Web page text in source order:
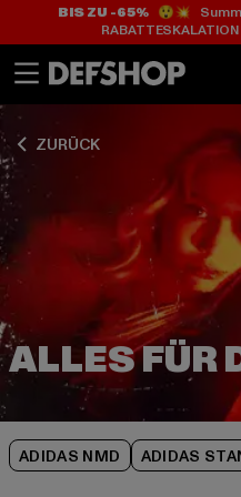
BIS ZU -65%😲💥
ZURÜCK
ADIDAS NMD ADIDAS